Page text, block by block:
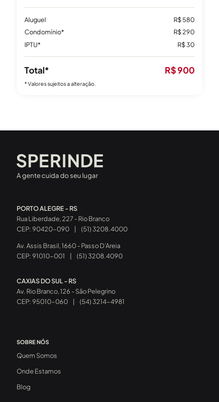
Aluguel
R$ 580
Condomínio*
R$ 290
IPTU*
R$ 30
Total* R$ 900
* Valores sujeitos a alteração.
A gente cuida do seu lugar
PORTO ALEGRE - RS
Rua Liberdade, 227 - Rio Branco
CEP: 90420-090
(51) 3208.4000
Av. Assis Brasil, 1660 - Passo D’Areia
CEP: 91010-001
(51) 3208.4090
CAXIAS DO SUL - RS
Av. Rio Branco, 126 - São Pelegrino
CEP: 95010-060
(54) 3214-4981
SOBRE NÓS
Quem Somos
Onde Estamos
Blog